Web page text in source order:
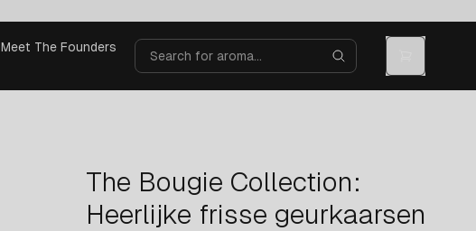
Meet The Founders
The Bougie Collection:
Heerlijke frisse geurkaarsen